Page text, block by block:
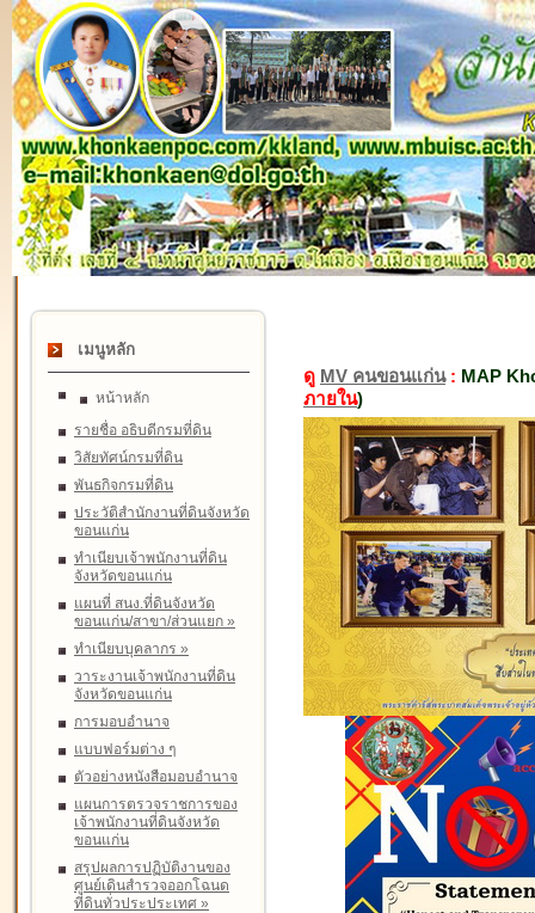
เมนูหลัก
หน้าหลัก
รายชื่อ อธิบดีกรมที่ดิน
วิสัยทัศน์กรมที่ดิน
พันธกิจกรมที่ดิน
ประวัติสำนักงานที่ดินจังหวัด
ขอนแก่น
ทำเนียบเจ้าพนักงานที่ดิน
จังหวัดขอนแก่น
แผนที่ สนง.ที่ดินจังหวัด
ขอนแก่น/สาขา/ส่วนแยก »
ทำเนียบบุคลากร »
วาระงานเจ้าพนักงานที่ดิน
จังหวัดขอนแก่น
การมอบอำนาจ
แบบฟอร์มต่าง ๆ
ตัวอย่างหนังสือมอบอำนาจ
แผนการตรวจราชการของ
เจ้าพนักงานที่ดินจังหวัด
ขอนแก่น
สรุปผลการปฏิบัติงานของ
ศูนย์เดินสำรวจออกโฉนด
ที่ดินทั่วประประเทศ »
ดู MV คนขอนแก่น: MAP
ภายใน)